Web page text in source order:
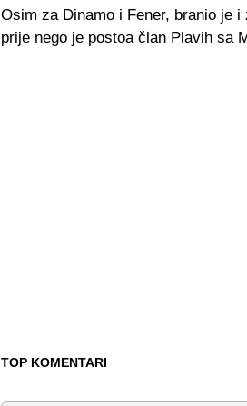
Osim za Dinamo i Fener, branio je
prije nego je postoa član Plavih sa
TOP KOMENTARI